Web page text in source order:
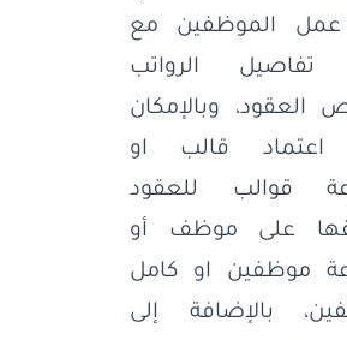
عمل الموظفين مع
تفاصيل الرواتب
العقود، وبالإمكان
اعتماد قالب او
قوالب للعقود
على موظف أو
موظفين او كامل
بالإضافة إلى